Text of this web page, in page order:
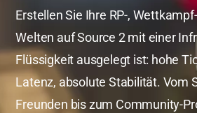
Erstellen Sie Ihre RP-,
Welten auf Source 2 mit einer
Flüssigkeit ausgelegt ist: hohe
Latenz, absolute Stabilität. Vom
Freunden bis zum Community-